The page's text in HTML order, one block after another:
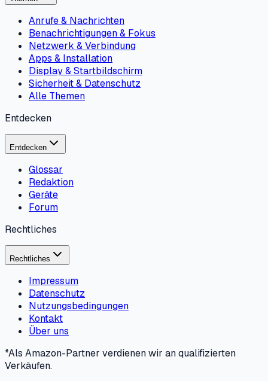
Anrufe & Nachrichten
Benachrichtigungen & Fokus
Netzwerk & Verbindung
Apps & Installation
Display & Startbildschirm
Sicherheit & Datenschutz
Alle Themen
Entdecken
Entdecken
Glossar
Redaktion
Geräte
Forum
Rechtliches
Rechtliches
Impressum
Datenschutz
Nutzungsbedingungen
Kontakt
Über uns
*Als Amazon-Partner verdienen wir an qualifizierten
Verkäufen.